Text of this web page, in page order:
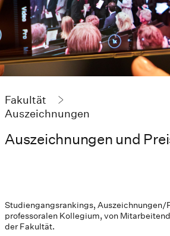
Fakultät
Auszeichnungen
Auszeichnungen und
Studiengangsrankings, Auszeichnungen/
professoralen Kollegium, von
der Fakultät.